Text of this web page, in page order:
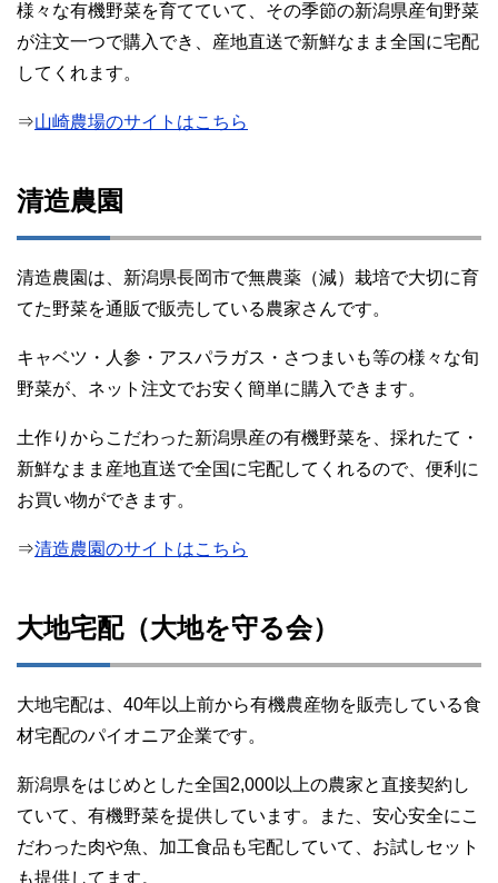
様々な有機野菜を育てていて、その季節の新潟県産旬野菜
が注文一つで購入でき、産地直送で新鮮なまま全国に宅配
してくれます。
⇒山崎農場のサイトはこちら
清造農園
清造農園は、新潟県長岡市で無農薬（減）栽培で大切に育
てた野菜を通販で販売している農家さんです。
キャベツ・人参・アスパラガス・さつまいも等の様々な旬
野菜が、ネット注文でお安く簡単に購入できます。
土作りからこだわった新潟県産の有機野菜を、採れたて・
新鮮なまま産地直送で全国に宅配してくれるので、便利に
お買い物ができます。
⇒清造農園のサイトはこちら
大地宅配（大地を守る会）
大地宅配は、40年以上前から有機農産物を販売している食
材宅配のパイオニア企業です。
新潟県をはじめとした全国2,000以上の農家と直接契約し
ていて、有機野菜を提供しています。また、安心安全にこ
だわった肉や魚、加工食品も宅配していて、お試しセット
も提供してます。